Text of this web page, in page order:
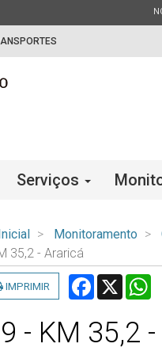
Serviços
Monitoramento
35,2 - Araricá
IMPRIMIR Facebook
X
- KM 35,2